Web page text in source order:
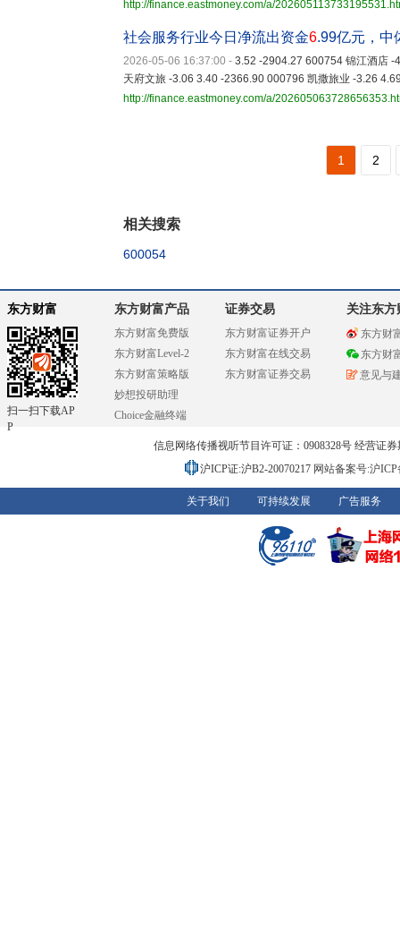
http://finance.eastmoney.com/a/
社会服务行业今日净流出资金6.99亿元，中
2026-05-06 16:37:00 - 3.52 -2904.27 600754 锦江酒店
天府文旅 -3.06 3.40 -2366.90 000796 凯撒旅业 -3.26
http://finance.eastmoney.com/a/
1 2
相关搜索
600054
东方财富
扫一扫下载AP
P
东方财富产品
东方财富免费版
东方财富Level-2
东方财富策略版
妙想投研助理
Choice金融终端
证券交易
东方财富证券开户
东方财富在线交易
东方财富证券交易
关注东方
东方财
东方财
意见与
信息网络传播视听节目许可证：0908328号 经营证
沪ICP证:沪B2-20070217 网站备案号:沪
关于我们 可持续发展 广告服务